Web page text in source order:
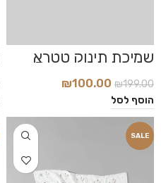
שמיכת תינוק טטרא
במבוק דגם Bunny
₪199.00
₪100.00
הוסף לסל
SALE